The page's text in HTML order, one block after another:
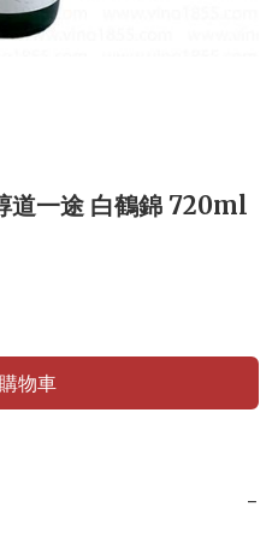
一途 白鶴錦 720ml
物車
−